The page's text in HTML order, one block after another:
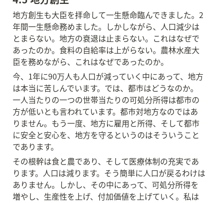
地方創生も大臣を拝命して一生懸命臨んできました。2
年間一生懸命務めました。しかしながら、人口減少は
とまらない。地方の衰退は止まらない。これはなぜで
あったのか。食料の自給率は上がらない。農林水産大
臣を務めながら、これはなぜであったのか。
今、1年に90万人も人口が減っていく中にあって、地方
は本当に苦しんでいます。では、都市はどうなのか。
一人当たりの一つの世帯当たりの可処分所得は都市の
方が低いとも言われています。都市対地方なのではあ
りません。もう一度、地方に雇用と所得、そして都市
に安全と安心を、地方を守るというのはそういうこと
であります。
その根幹は食と農であり、そして医療体制の充実であ
ります。人口は減ります。そう簡単に人口が戻るわけは
ありません。しかし、その中にあって、可処分所得を
増やし、生産性を上げ、付加価値を上げていく。私は